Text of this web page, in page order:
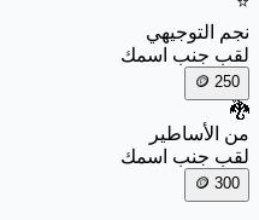
نجم التوجيهي
لقب جنب اسمك
250
🐉
من الأساطير
لقب جنب اسمك
300